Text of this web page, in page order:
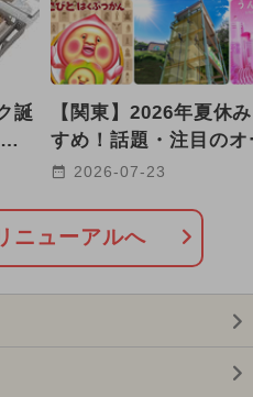
誕
【関東】2026年夏休
すめ！話題・注目のオ
リニューアルスポット
2026-07-23
ニューアルへ